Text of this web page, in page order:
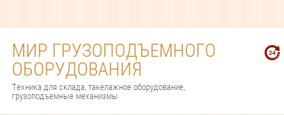
МИР ГРУЗОПОДЪЕМНОГО
ОБОРУДОВАНИЯ
Техника для склада, такелажное оборудование,
грузоподъемные механизмы